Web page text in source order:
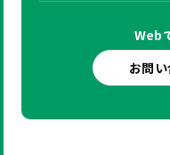
Web
お問